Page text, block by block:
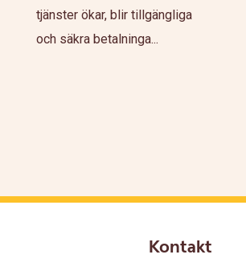
tjänster ökar, blir tillgängliga
och säkra betalninga...
Kontakt